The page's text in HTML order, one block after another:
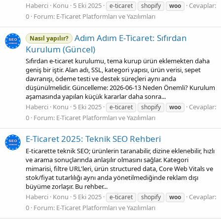
Haberci Konu 5 Eki 2025 e-ticaret shopify woo
Cevaplar:
0 Forum: E-Ticaret Platformları ve Yazılımları
Nasıl yapılır?
Adım Adım E‑Ticaret: Sıfırdan
Kurulum (Güncel)
Sıfırdan e-ticaret kurulumu, tema kurup ürün eklemekten daha
geniş bir iştir. Alan adı, SSL, kategori yapısı, ürün verisi, sepet
davranışı, ödeme testi ve destek süreçleri aynı anda
düşünülmelidir. Güncelleme: 2026-06-13 Neden Önemli? Kurulum
aşamasında yapılan küçük kararlar daha sonra...
Haberci Konu 5 Eki 2025 e-ticaret shopify woo
Cevaplar:
0 Forum: E-Ticaret Platformları ve Yazılımları
E‑Ticaret 2025: Teknik SEO Rehberi
E-ticarette teknik SEO; ürünlerin taranabilir, dizine eklenebilir, hızlı
ve arama sonuçlarında anlaşılır olmasını sağlar. Kategori
mimarisi, filtre URL'leri, ürün structured data, Core Web Vitals ve
stok/fiyat tutarlılığı aynı anda yönetilmediğinde reklam dışı
büyüme zorlaşır. Bu rehber...
Haberci Konu 5 Eki 2025 e-ticaret shopify woo
Cevaplar:
0 Forum: E-Ticaret Platformları ve Yazılımları